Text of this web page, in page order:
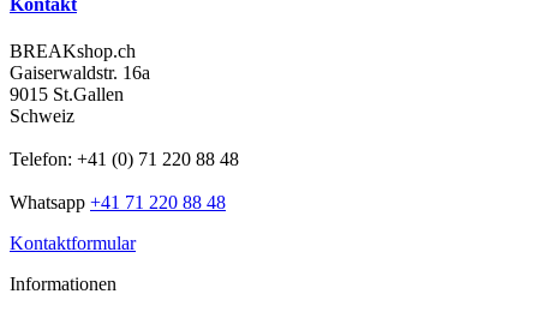
BREAKshop.ch
Gaiserwaldstr. 16a
9015 St.Gallen
Schweiz
Telefon: +41 (0) 71 220 88 48
Whatsapp +41 71 220 88 48
Kontaktformular
Informationen